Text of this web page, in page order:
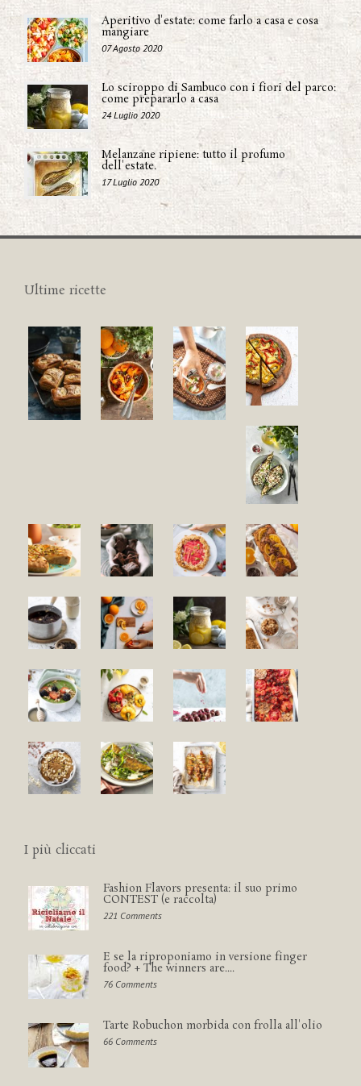
Aperitivo d'estate: come farlo a casa e cosa
mangiare
07 Agosto 2020
Lo sciroppo di Sambuco con i fiori del parco:
come prepararlo a casa
24 Luglio 2020
Melanzane ripiene: tutto il profumo
dell'estate.
17 Luglio 2020
Ultime ricette
I più cliccati
Fashion Flavors presenta: il suo primo
CONTEST (e raccolta)
221 Comments
E se la riproponiamo in versione finger
food? + The winners are....
76 Comments
Tarte Robuchon morbida con frolla all'olio
66 Comments